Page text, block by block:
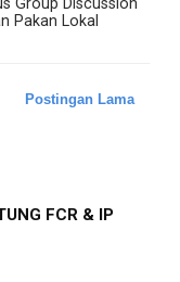
Pakan Lokal
Postingan Lama
FCR & IP